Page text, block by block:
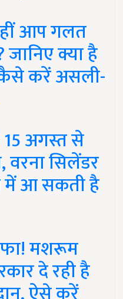
आप गलत
क्या है
करें असली-
15 अगस्त से
सिलेंडर
में आ सकती है
मशरूम
दे रही है